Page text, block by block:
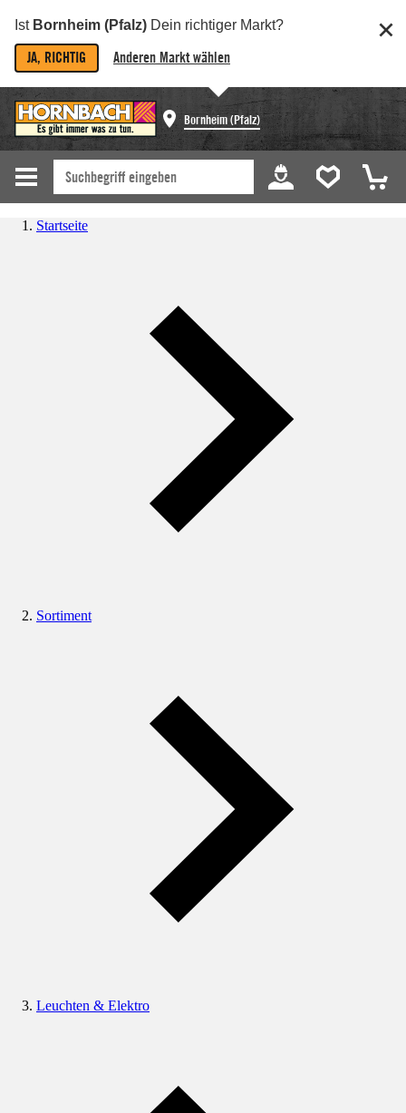
Ist Bornheim (Pfalz) Dein richtiger Markt?
JA, RICHTIG Anderen Markt wählen
Bornheim (Pfalz)
Startseite
Sortiment
Leuchten & Elektro